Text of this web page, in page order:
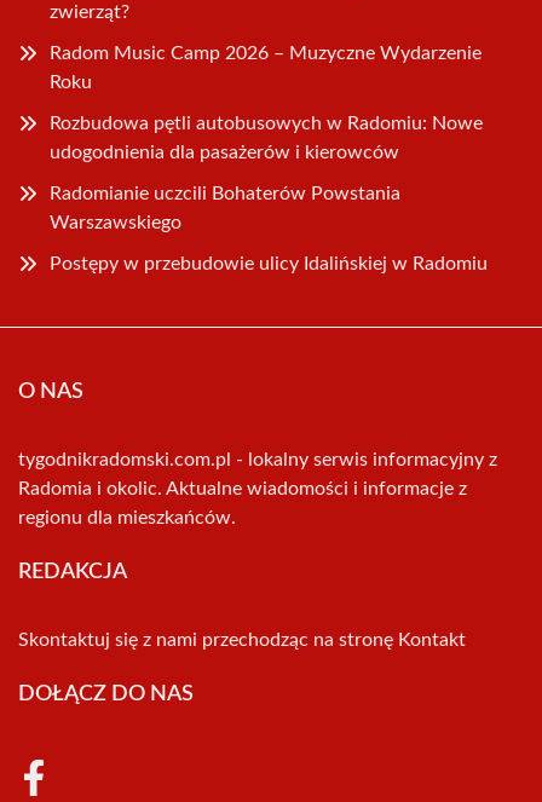
zwierząt?
Radom Music Camp 2026 – Muzyczne Wydarzenie
Roku
Rozbudowa pętli autobusowych w Radomiu: Nowe
udogodnienia dla pasażerów i kierowców
Radomianie uczcili Bohaterów Powstania
Warszawskiego
Postępy w przebudowie ulicy Idalińskiej w Radomiu
O NAS
tygodnikradomski.com.pl - lokalny serwis informacyjny z
Radomia i okolic. Aktualne wiadomości i informacje z
regionu dla mieszkańców.
REDAKCJA
Skontaktuj się z nami przechodząc na stronę Kontakt
DOŁĄCZ DO NAS